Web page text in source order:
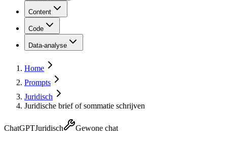
Content
Code
Data-analyse
Home
Prompts
Juridisch
Juridische brief of sommatie schrijven
ChatGPTJuridisch Gewone chat